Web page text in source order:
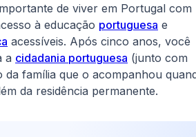
de viver em Portugal com
à educação portuguesa e
acessíveis. Após cinco anos, você
a cidadania portuguesa (junto com
da família que o acompanhou
da residência permanente.